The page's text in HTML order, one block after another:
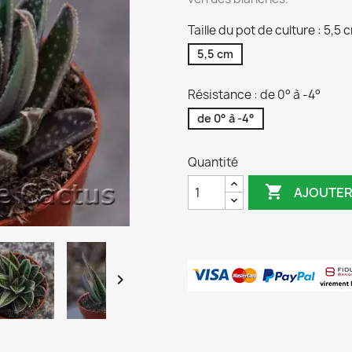

Taille du pot de culture : 5,5
5,5 cm
Résistance : de 0° à -4°
de 0° à -4°
Quantité
